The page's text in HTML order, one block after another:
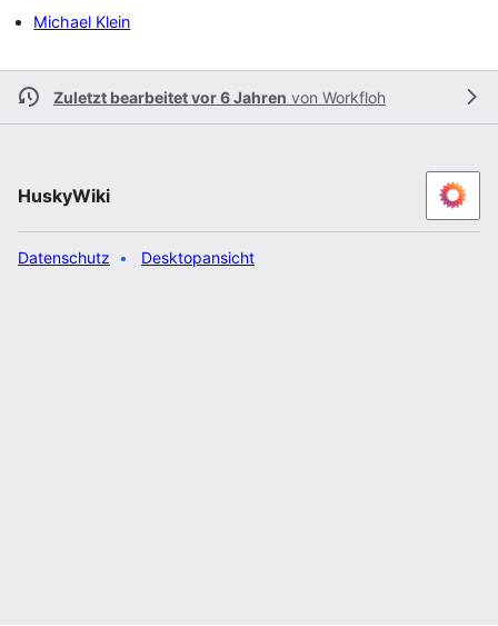
Michael Klein
Zuletzt bearbeitet vor 6 Jahren von Workfloh
HuskyWiki
Datenschutz Desktopansicht